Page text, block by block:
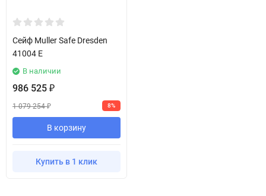
Сейф Muller Safe Dresden
41004 E
В наличии
986 525 ₽
1 079 254₽ 8%
В корзину
Купить в 1 клик